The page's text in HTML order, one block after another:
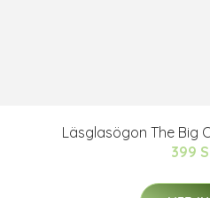
Läsglasögon The Big
399